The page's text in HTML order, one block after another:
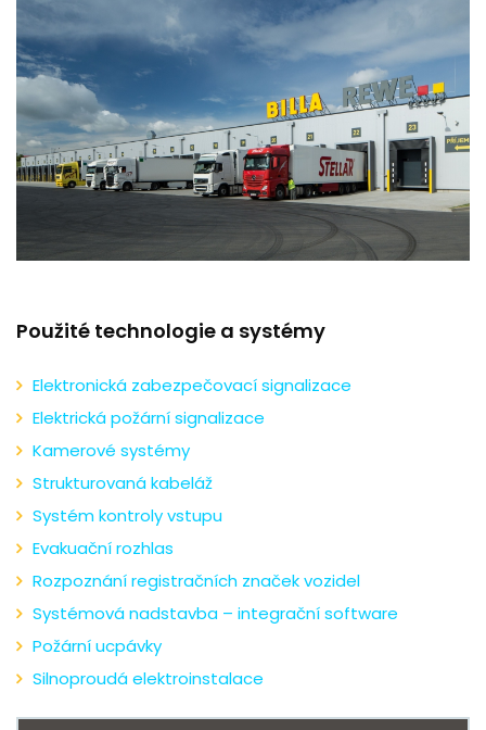
REFERENCE
KARIÉRA
KONTAKT
Použité technologie a systémy
Elektronická zabezpečovací signalizace
Elektrická požární signalizace
Kamerové systémy
Strukturovaná kabeláž
Systém kontroly vstupu
Evakuační rozhlas
Rozpoznání registračních značek vozidel
Systémová nadstavba – integrační software
Požární ucpávky
Silnoproudá elektroinstalace